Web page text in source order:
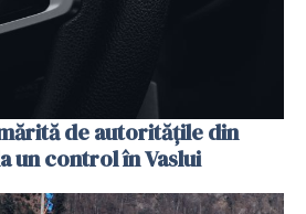
de autoritățile din
un control în Vaslui